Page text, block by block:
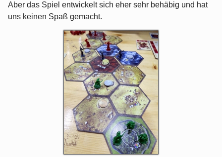
Aber das Spiel entwickelt sich eher sehr behäbig und hat
uns keinen Spaß gemacht.